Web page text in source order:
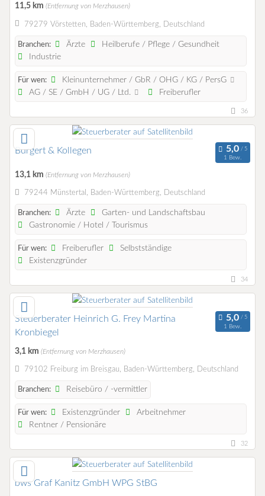
11,5 km (Entfernung von Merzhausen)
79279 Vörstetten, Baden-Württemberg, Deutschland
Branchen: Ärzte
Heilberufe / Pflege / Gesundheit
Industrie
Für wen:
Kleinunternehmer / GbR / OHG / KG / PersG
AG / SE / GmbH / UG / Ltd.
Freiberufler
36
Burgert & Kollegen
1 Bew.
13,1 km (Entfernung von Merzhausen)
79244 Münstertal, Baden-Württemberg, Deutschland
Branchen: Ärzte
Garten- und Landschaftsbau
Gastronomie / Hotel / Tourismus
Für wen: Freiberufler
Selbstständige
Existenzgründer
34
Steuerberater Heinrich G. Frey Martina
Kronbiegel
1 Bew.
3,1 km (Entfernung von Merzhausen)
79102 Freiburg im Breisgau, Baden-Württemberg, Deutschland
Branchen: Reisebüro / -vermittler
Für wen: Existenzgründer
Arbeitnehmer
Rentner / Pensionäre
32
bws Graf Kanitz GmbH WPG StBG